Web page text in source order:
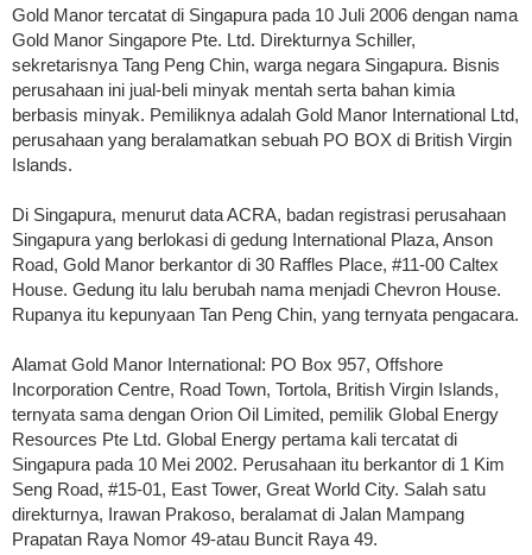
Gold Manor tercatat di Singapura pada 10 Juli 2006 dengan nama
Gold Manor Singapore Pte. Ltd. Direkturnya Schiller,
sekretarisnya Tang Peng Chin, warga negara Singapura. Bisnis
perusahaan ini jual-beli minyak mentah serta bahan kimia
berbasis minyak. Pemiliknya adalah Gold Manor International Ltd,
perusahaan yang beralamatkan sebuah PO BOX di British Virgin
Islands.
Di Singapura, menurut data ACRA, badan registrasi perusahaan
Singapura yang berlokasi di gedung International Plaza, Anson
Road, Gold Manor berkantor di 30 Raffles Place, #11-00 Caltex
House. Gedung itu lalu berubah nama menjadi Chevron House.
Rupanya itu kepunyaan Tan Peng Chin, yang ternyata pengacara.
Alamat Gold Manor International: PO Box 957, Offshore
Incorporation Centre, Road Town, Tortola, British Virgin Islands,
ternyata sama dengan Orion Oil Limited, pemilik Global Energy
Resources Pte Ltd. Global Energy pertama kali tercatat di
Singapura pada 10 Mei 2002. Perusahaan itu berkantor di 1 Kim
Seng Road, #15-01, East Tower, Great World City. Salah satu
direkturnya, Irawan Prakoso, beralamat di Jalan Mampang
Prapatan Raya Nomor 49-atau Buncit Raya 49.